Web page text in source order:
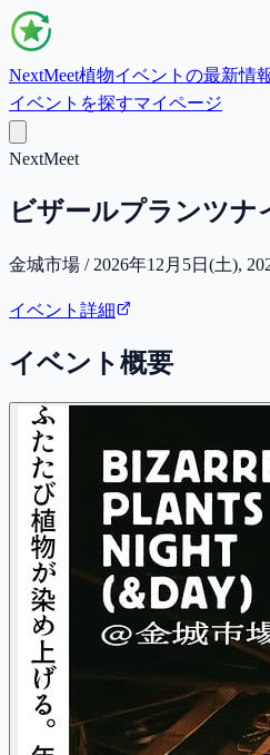
NextMeet植物イベントの最新情
イベントを探すマイページ
NextMeet
ビザールプランツナ
金城市場 / 2026年12月5日(土),
イベント詳細
イベント概要